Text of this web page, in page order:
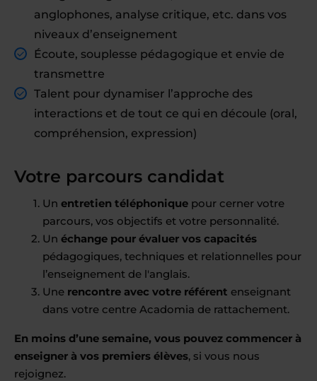
anglophones, analyse critique, etc. dans vos
niveaux d’enseignement
Écoute, souplesse pédagogique et envie de
transmettre
Talent pour dynamiser l’approche des
interactions et de tout ce qui en découle (oral,
compréhension, expression)
Votre parcours candidat
Un entretien téléphonique pour cerner votre
parcours, vos objectifs et votre personnalité.
Un échange pour évaluer vos capacités
pédagogiques, techniques et relationnelles pour
l’enseignement de l'anglais.
Une rencontre avec votre référent enseignant
dans votre centre Acadomia de rattachement.
En moins d’une semaine, vous pouvez commencer à
enseigner à vos premiers élèves, si vous nous
rejoignez.